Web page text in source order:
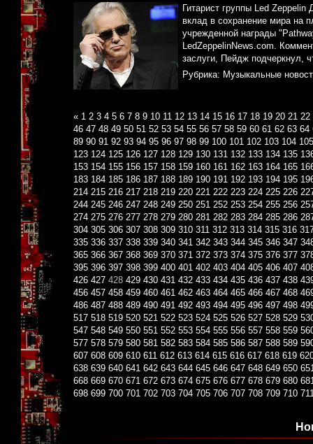
Гитарист группы Led
вклад в сохранение мира на
учрежденной награды
LedZeppelinNews.com.
заслуги, Пейдж подчеркнул,
Рубрика: Музыкальные
« 1 2 3 4 5 6 7 8 9 10 11 12 13 14 15 16 17 18 19 20 21 22
46 47 48 49 50 51 52 53 54 55 56 57 58 59 60 61 62 63 64
89 90 91 92 93 94 95 96 97 98 99 100 101 102 103 104 105
123 124 125 126 127 128 129 130 131 132 133 134 135
153 154 155 156 157 158 159 160 161 162 163 164 165
183 184 185 186 187 188 189 190 191 192 193 194 195
214 215 216 217 218 219 220 221 222 223 224 225 226
244 245 246 247 248 249 250 251 252 253 254 255 256
274 275 276 277 278 279 280 281 282 283 284 285 286
304 305 306 307 308 309 310 311 312 313 314 315 316
335 336 337 338 339 340 341 342 343 344 345 346 347
365 366 367 368 369 370 371 372 373 374 375 376 377
395 396 397 398 399 400 401 402 403 404 405 406 407
426 427 428 429 430 431 432 433 434 435 436 437 438
456 457 458 459 460 461 462 463 464 465 466 467 468
486 487 488 489 490 491 492 493 494 495 496 497 498
517 518 519 520 521 522 523 524 525 526 527 528 529
547 548 549 550 551 552 553 554 555 556 557 558 559
577 578 579 580 581 582 583 584 585 586 587 588 589
607 608 609 610 611 612 613 614 615 616 617 618 619
638 639 640 641 642 643 644 645 646 647 648 649 650
668 669 670 671 672 673 674 675 676 677 678 679 680
698 699 700 701 702 703 704 705 706 707 708 709 710